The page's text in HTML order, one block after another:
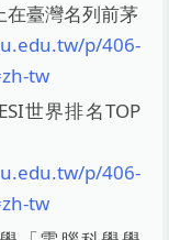
在臺灣名列前茅
p/406-
tw
世界排名TOP
p/406-
tw